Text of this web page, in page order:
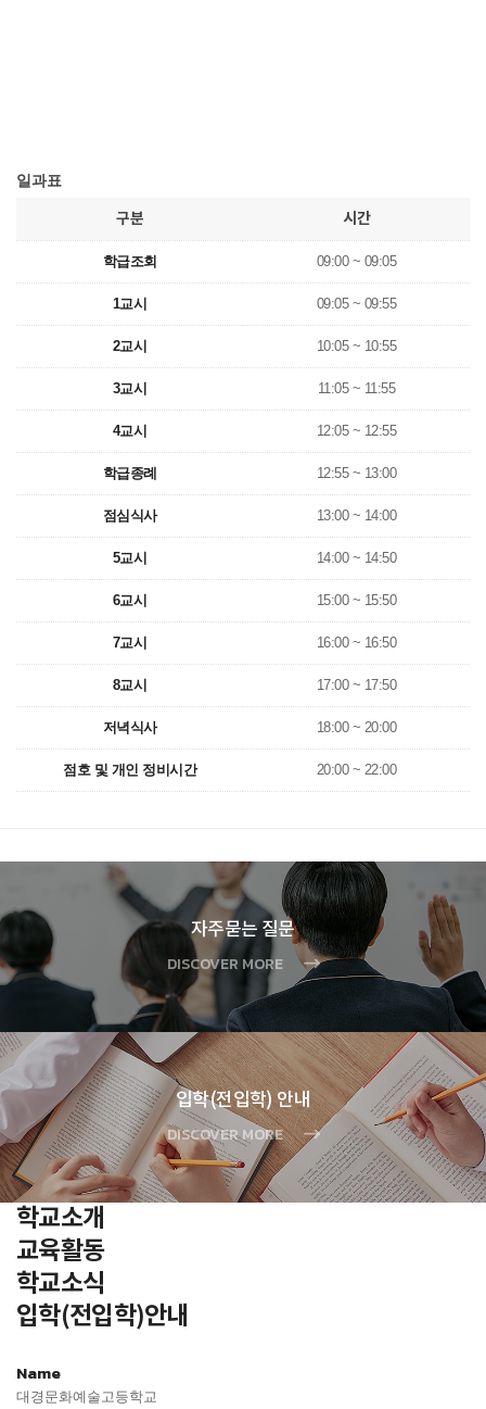
일과표
구분 시간
학급조회 09:00 ~ 09:05
1교시 09:05 ~ 09:55
2교시 10:05 ~ 10:55
3교시 11:05 ~ 11:55
4교시 12:05 ~ 12:55
학급종례 12:55 ~ 13:00
점심식사 13:00 ~ 14:00
5교시 14:00 ~ 14:50
6교시 15:00 ~ 15:50
7교시 16:00 ~ 16:50
8교시 17:00 ~ 17:50
저녁식사 18:00 ~ 20:00
점호 및 개인 정비시간 20:00 ~ 22:00
자주묻는 질문
DISCOVER MORE
입학(전입학) 안내
DISCOVER MORE
학교소개
교육활동
학교소식
입학(전입학)안내
Name
대경문화예술고등학교